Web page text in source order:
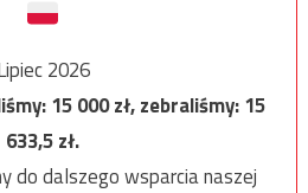
2026
15 000zł, zebraliśmy:15
633,5zł.
do dalszego wsparcia naszej